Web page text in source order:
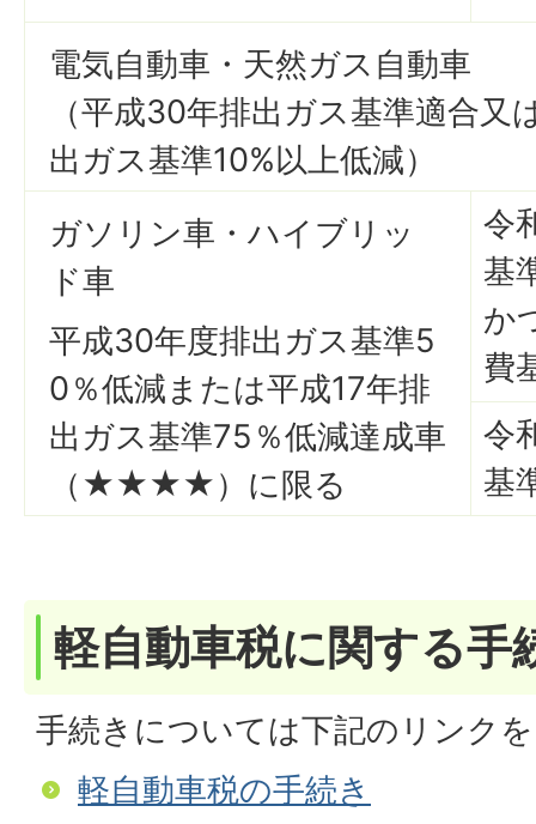
電気自動車・天然ガス自動車
（平成30年排出ガス基準適合又
出ガス基準10%以上低減）
ガソリン車・ハイブリッ
ド車
平成30年度排出ガス基準5
0％低減または平成17年排
出ガス基準75％低減達成車
（★★★★）に限る
令
基
か
費
令
基
軽自動車税に関する手
手続きについては下記のリンク
軽自動車税の手続き